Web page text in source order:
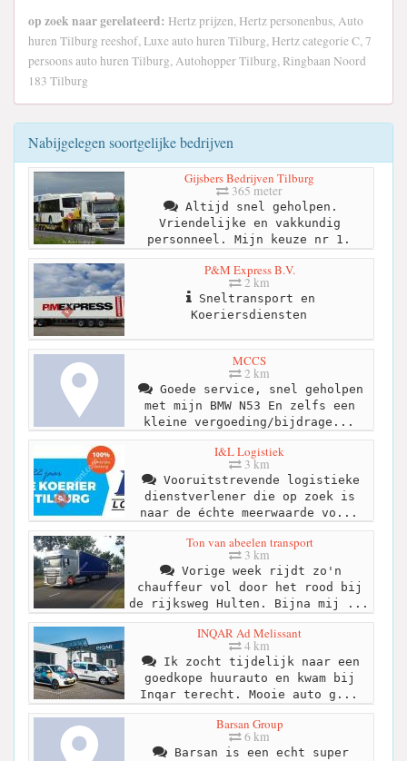
op zoek naar gerelateerd: Hertz prijzen, Hertz personenbus, Auto
huren Tilburg reeshof, Luxe auto huren Tilburg, Hertz categorie C, 7
persoons auto huren Tilburg, Autohopper Tilburg, Ringbaan Noord
183 Tilburg
Nabijgelegen soortgelijke bedrijven
Gijsbers Bedrijven Tilburg
365 meter
Altijd snel geholpen.
Vriendelijke en vakkundig
personneel. Mijn keuze nr 1.
P&M Express B.V.
2 km
Sneltransport en
Koeriersdiensten
MCCS
2 km
Goede service, snel geholpen
met mijn BMW N53 En zelfs een
kleine vergoeding/bijdrage...
I&L Logistiek
3 km
Vooruitstrevende logistieke
dienstverlener die op zoek is
naar de échte meerwaarde vo...
Ton van abeelen transport
3 km
Vorige week rijdt zo'n
chauffeur vol door het rood bij
de rijksweg Hulten. Bijna mij ...
INQAR Ad Melissant
4 km
Ik zocht tijdelijk naar een
goedkope huurauto en kwam bij
Inqar terecht. Mooie auto g...
Barsan Group
6 km
Barsan is een echt super